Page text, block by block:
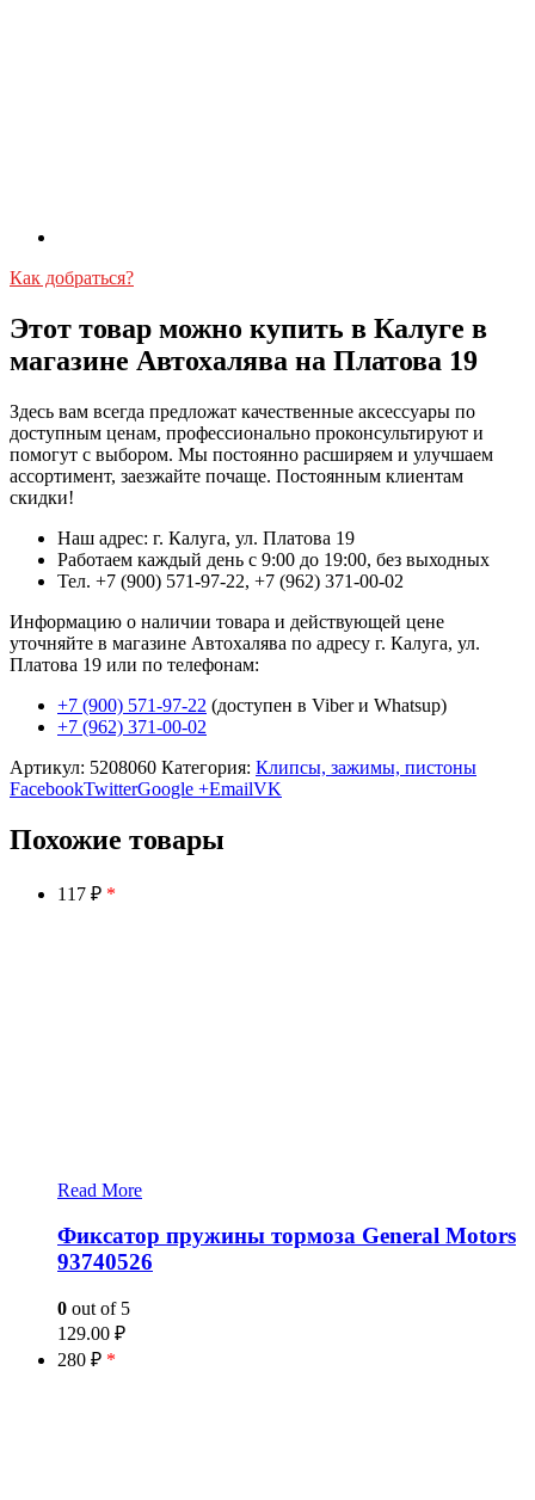
Как добраться?
Этот товар можно купить в Калуге в
магазине Автохалява на Платова 19
Здесь вам всегда предложат качественные аксессуары по
доступным ценам, профессионально проконсультируют и
помогут с выбором. Мы постоянно расширяем и улучшаем
ассортимент, заезжайте почаще. Постоянным клиентам
скидки!
Наш адрес: г. Калуга, ул. Платова 19
Работаем каждый день с 9:00 до 19:00, без выходных
Тел. +7 (900) 571-97-22, +7 (962) 371-00-02
Информацию о наличии товара и действующей цене
уточняйте в магазине Автохалява по адресу г. Калуга, ул.
Платова 19 или по телефонам:
+7 (900) 571-97-22 (доступен в Viber и Whatsup)
+7 (962) 371-00-02
Артикул: 5208060 Категория: Клипсы, зажимы, пистоны
FacebookTwitterGoogle +EmailVK
Похожие товары
117 ₽ *
Read More
Фиксатор пружины тормоза General Motors
93740526
0 out of 5
129.00 ₽
280 ₽ *